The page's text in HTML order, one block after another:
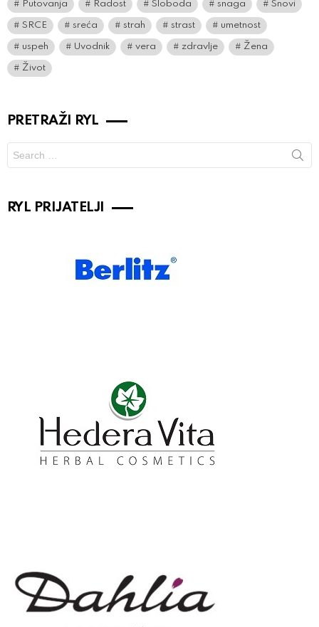
Putovanja Radost Sloboda snaga Snovi
SRCE sreća strah strast umetnost
uspeh Uvodnik vera zdravlje Žena
Život
PRETRAŽI RYL
for:
RYL PRIJATELJI